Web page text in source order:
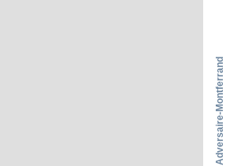
Adversaire-Montferrand